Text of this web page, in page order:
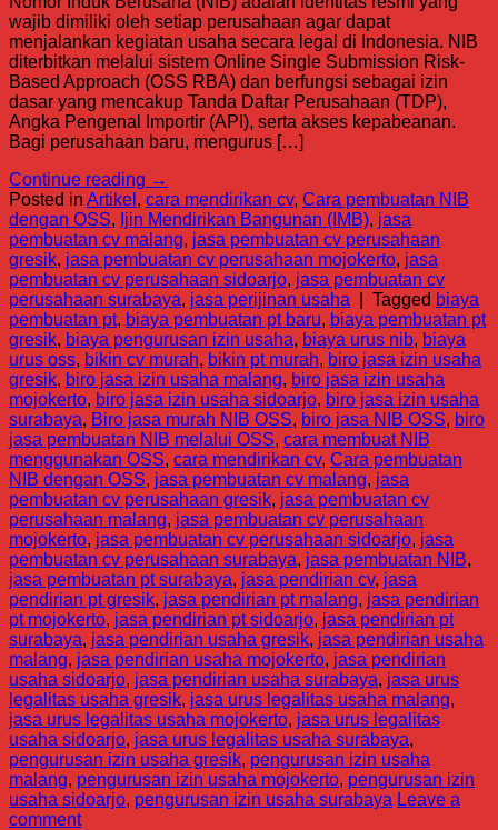
wajib dimiliki oleh setiap perusahaan agar dapat
menjalankan kegiatan usaha secara legal di Indonesia. NIB
diterbitkan melalui sistem Online Single Submission Risk-
Based Approach (OSS RBA) dan berfungsi sebagai izin
dasar yang mencakup Tanda Daftar Perusahaan (TDP),
Angka Pengenal Importir (API), serta akses kepabeanan.
Bagi perusahaan baru, mengurus […]
Continue reading →
Posted in Artikel , cara mendirikan cv, Cara pembuatan NIB
dengan OSS, Ijin Mendirikan Bangunan (IMB), jasa
pembuatan cv malang, jasa pembuatan cv perusahaan
gresik, jasa pembuatan cv perusahaan mojokerto, jasa
pembuatan cv perusahaan sidoarjo, jasa pembuatan cv
perusahaan surabaya, jasa perijinan usaha Tagged biaya
pembuatan pt, biaya pembuatan pt baru, biaya pembuatan pt
gresik, biaya pengurusan izin usaha, biaya urus nib, biaya
urus oss, bikin cv murah, bikin pt murah, biro jasa izin usaha
gresik, biro jasa izin usaha malang, biro jasa izin usaha
mojokerto, biro jasa izin usaha sidoarjo, biro jasa izin usaha
surabaya, Biro jasa murah NIB OSS, biro jasa NIB OSS, biro
jasa pembuatan NIB melalui OSS, cara membuat NIB
menggunakan OSS, cara mendirikan cv, Cara pembuatan
NIB dengan OSS, jasa pembuatan cv malang, jasa
pembuatan cv perusahaan gresik, jasa pembuatan cv
perusahaan malang, jasa pembuatan cv perusahaan
mojokerto, jasa pembuatan cv perusahaan sidoarjo, jasa
pembuatan cv perusahaan surabaya, jasa pembuatan NIB,
jasa pembuatan pt surabaya, jasa pendirian cv, jasa
pendirian pt gresik, jasa pendirian pt malang, jasa pendirian
pt mojokerto, jasa pendirian pt sidoarjo, jasa pendirian pt
surabaya, jasa pendirian usaha gresik, jasa pendirian usaha
malang, jasa pendirian usaha mojokerto, jasa pendirian
usaha sidoarjo, jasa pendirian usaha surabaya, jasa urus
legalitas usaha gresik, jasa urus legalitas usaha malang,
jasa urus legalitas usaha mojokerto, jasa urus legalitas
usaha sidoarjo, jasa urus legalitas usaha surabaya,
pengurusan izin usaha gresik, pengurusan izin usaha
malang, pengurusan izin usaha mojokerto, pengurusan izin
usaha sidoarjo, pengurusan izin usaha surabaya Leave a
comment